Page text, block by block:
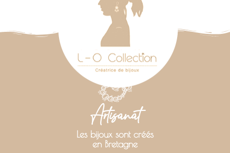
Artisanat
Les bijoux sont créés
en Bretagne